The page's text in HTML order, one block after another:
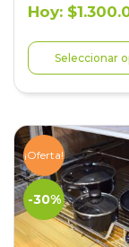
Hoy:
Seleccionar
¡Oferta!
-30%